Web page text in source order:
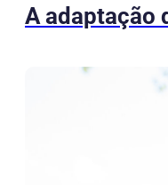
A adaptação